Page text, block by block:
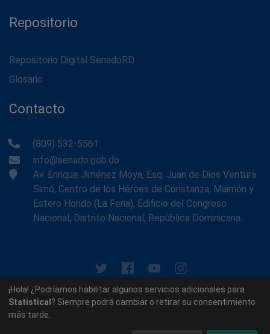
Repositorio
Repositorio Digital SenadoRD
Glosario
Contacto
(809) 532-5561
info@senado.gob.do
Av. Enrique Jiménez Moya, Esq. Juan de Dios Ventura
Simó, Centro de los Héroes de Constanza, Maimón y
Estero Hondo (La Feria), Edificio del Congreso
Nacional, Distrito Nacional, República Dominicana.
© 2026 - Memoria Histórica del Senado de la República
Dominicana. Todos los derechos reservados.
¡Hola! ¿Podríamos habilitar algunos servicios adicionales para
Statistical ? Siempre podrá cambiar o retirar su consentimiento
más tarde.